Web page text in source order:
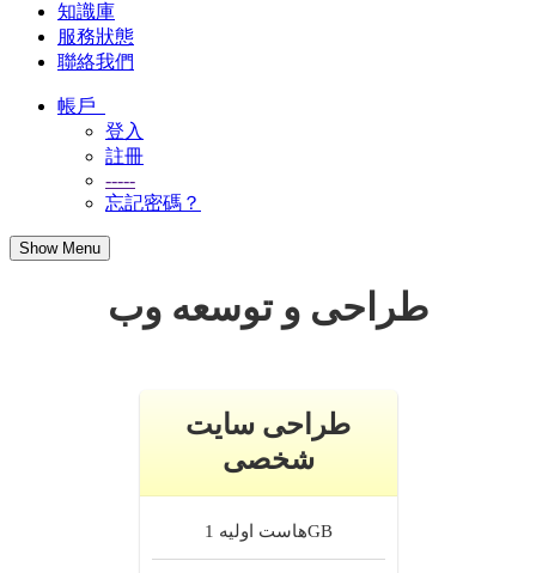
知識庫
服務狀態
聯絡我們
帳戶
登入
註冊
-----
忘記密碼？
Show Menu
طراحی و توسعه وب
طراحی سایت
شخصی
هاست اولیه1GB